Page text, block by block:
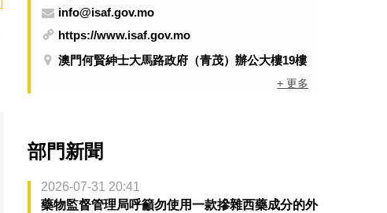
info@isaf.gov.mo
https://www.isaf.gov.mo
澳門何賢紳士大馬路政府（青茂）辦公大樓19樓
+ 更多
部門新聞
2026-07-31 20:41
藥物監督管理局呼籲勿使用一款摻雜西藥成分的外